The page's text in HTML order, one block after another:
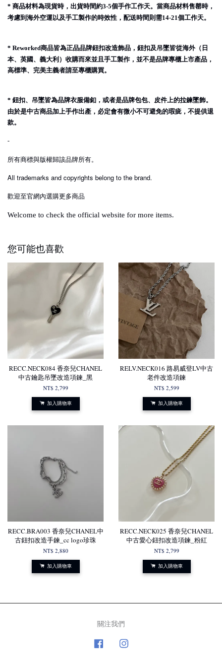
* 商品材料為現貨時，出貨時間約3-5個手作工作天。當商品材料售罄時，
考慮到海外空運以及手工製作的時效性，配送時間則需14-21個工作天。
* Reworked商品皆為正品品牌鈕扣改造飾品，鈕扣及吊墜皆從海外（日
本、英國、義大利）收購而來並且手工製作，並不是品牌專櫃上市產品，
高標準、完美主義者請至專櫃購買。
* 鈕扣、吊墜皆為品牌衣服備釦，或者是品牌包包、皮件上的拉鍊墜飾。
由於是中古商品加上手作出產，必定會有微小不可避免的瑕疵，不提供退
款。
-
所有商標與版權歸該品牌所有。
All trademarks and copyrights belong to the brand.
歡迎至官網內選購更多商品
Welcome to check the official website for more items.
您可能也喜歡
RECC.NECK084 香奈兒CHANEL
中古鑰匙吊墜改造項鍊_黑
NT$ 2,799
加入購物車
RELV.NECK016 路易威登LV中古
老件改造項鍊
NT$ 2,599
加入購物車
RECC.BRA003 香奈兒CHANEL中
古鈕扣改造手鍊_cc logo珍珠
NT$ 2,880
加入購物車
RECC.NECK025 香奈兒CHANEL
中古愛心鈕扣改造項鍊_粉紅
NT$ 2,799
加入購物車
關注我們
Facebook